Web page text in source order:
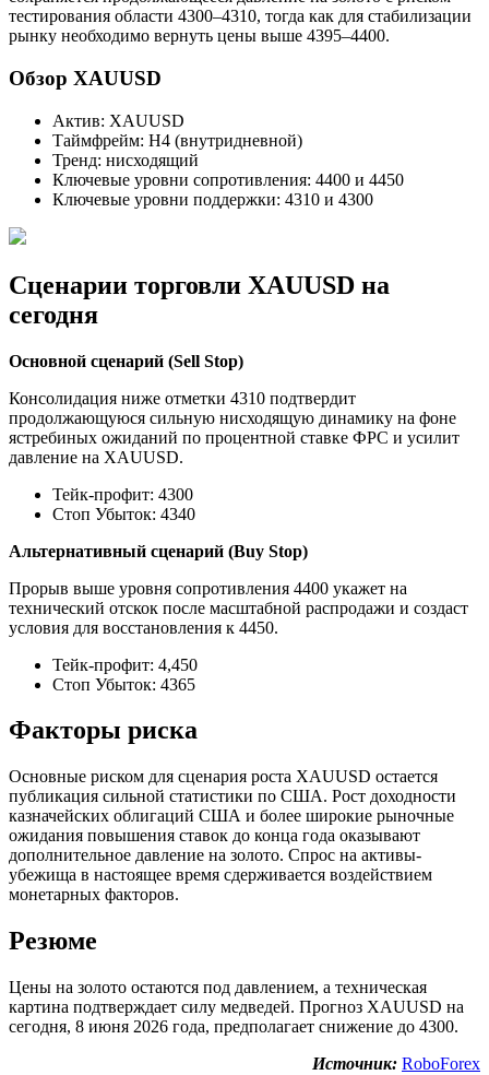
тестирования области 4300–4310, тогда как для стабилизации
рынку необходимо вернуть цены выше 4395–4400.
Обзор XAUUSD
Актив: XAUUSD
Таймфрейм: H4 (внутридневной)
Тренд: нисходящий
Ключевые уровни сопротивления: 4400 и 4450
Ключевые уровни поддержки: 4310 и 4300
Сценарии торговли XAUUSD на
сегодня
Основной сценарий (Sell Stop)
Консолидация ниже отметки 4310 подтвердит
продолжающуюся сильную нисходящую динамику на фоне
ястребиных ожиданий по процентной ставке ФРС и усилит
давление на XAUUSD.
Тейк-профит: 4300
Стоп Убыток: 4340
Альтернативный сценарий (Buy Stop)
Прорыв выше уровня сопротивления 4400 укажет на
технический отскок после масштабной распродажи и создаст
условия для восстановления к 4450.
Тейк-профит: 4,450
Стоп Убыток: 4365
Факторы риска
Основные риском для сценария роста XAUUSD остается
публикация сильной статистики по США. Рост доходности
казначейских облигаций США и более широкие рыночные
ожидания повышения ставок до конца года оказывают
дополнительное давление на золото. Спрос на активы-
убежища в настоящее время сдерживается воздействием
монетарных факторов.
Резюме
Цены на золото остаются под давлением, а техническая
картина подтверждает силу медведей. Прогноз XAUUSD на
сегодня, 8 июня 2026 года, предполагает снижение до 4300.
Источник: RoboForex